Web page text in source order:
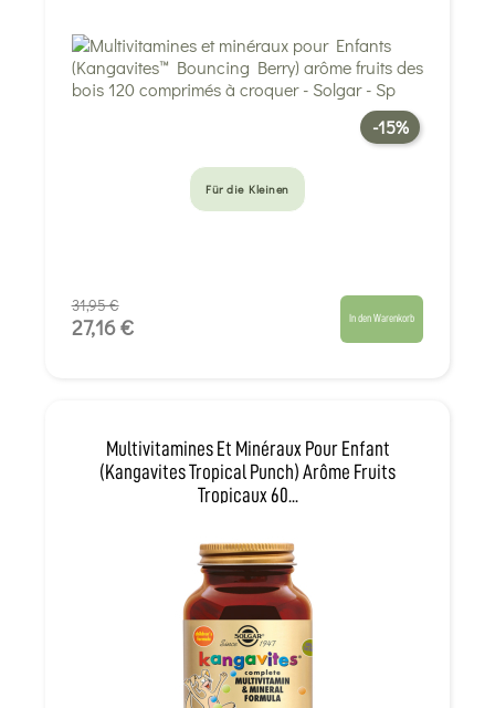
-15%
Für die Kleinen
31,95 €
27,16 € In den Warenkorb
Multivitamines Et Minéraux Pour Enfant
(Kangavites Tropical Punch) Arôme Fruits
Tropicaux 60...